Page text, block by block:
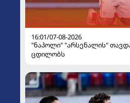
16:01/07-08-2026
"ნაპოლი" "არსენალის"
ცდილობს